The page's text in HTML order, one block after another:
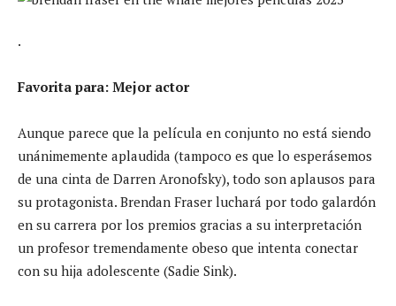
.
Favorita para: Mejor actor
Aunque parece que la película en conjunto no está siendo
unánimemente aplaudida (tampoco es que lo esperásemos
de una cinta de Darren Aronofsky), todo son aplausos para
su protagonista. Brendan Fraser luchará por todo galardón
en su carrera por los premios gracias a su interpretación
un profesor tremendamente obeso que intenta conectar
con su hija adolescente (Sadie Sink).